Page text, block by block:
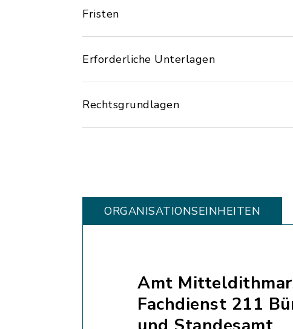
Fristen
Erforderliche Unterlagen
Rechtsgrundlagen
ORGANISATIONS­EINHEITEN
Amt
Fachdienst 211